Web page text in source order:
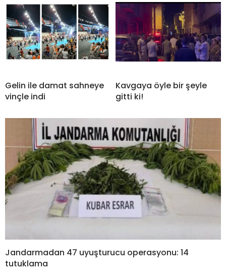
Gelin ile damat sahneye
vinçle indi
Kavgaya öyle bir şeyle
gitti ki!
Jandarmadan 47 uyuşturucu operasyonu: 14
tutuklama